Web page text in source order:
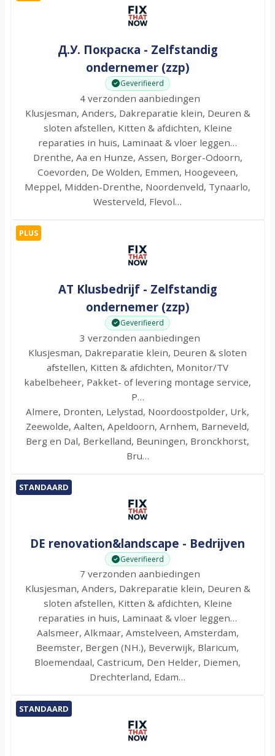
Д.У. Покраска - Zelfstandig
ondernemer (zzp)
Geverifieerd
4 verzonden aanbiedingen
Klusjesman, Anders, Dakreparatie klein, Deuren &
sloten afstellen, Kitten & afdichten, Kleine
reparaties in huis, Laminaat & vloer leggen…
Drenthe, Aa en Hunze, Assen, Borger-Odoorn,
Coevorden, De Wolden, Emmen, Hoogeveen,
Meppel, Midden-Drenthe, Noordenveld, Tynaarlo,
Westerveld, Flevol…
PLUS
AT Klusbedrijf - Zelfstandig
ondernemer (zzp)
Geverifieerd
3 verzonden aanbiedingen
Klusjesman, Dakreparatie klein, Deuren & sloten
afstellen, Kitten & afdichten, Monitor/TV
kabelbeheer, Pakket- of levering montage service,
P…
Almere, Dronten, Lelystad, Noordoostpolder, Urk,
Zeewolde, Aalten, Apeldoorn, Arnhem, Barneveld,
Berg en Dal, Berkelland, Beuningen, Bronckhorst,
Bru…
STANDAARD
DE renovation&landscape - Bedrijven
Geverifieerd
7 verzonden aanbiedingen
Klusjesman, Anders, Dakreparatie klein, Deuren &
sloten afstellen, Kitten & afdichten, Kleine
reparaties in huis, Laminaat & vloer leggen…
Aalsmeer, Alkmaar, Amstelveen, Amsterdam,
Beemster, Bergen (NH.), Beverwijk, Blaricum,
Bloemendaal, Castricum, Den Helder, Diemen,
Drechterland, Edam…
STANDAARD